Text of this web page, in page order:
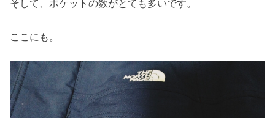
そして、ポケットの数がとても多いです。
ここにも。